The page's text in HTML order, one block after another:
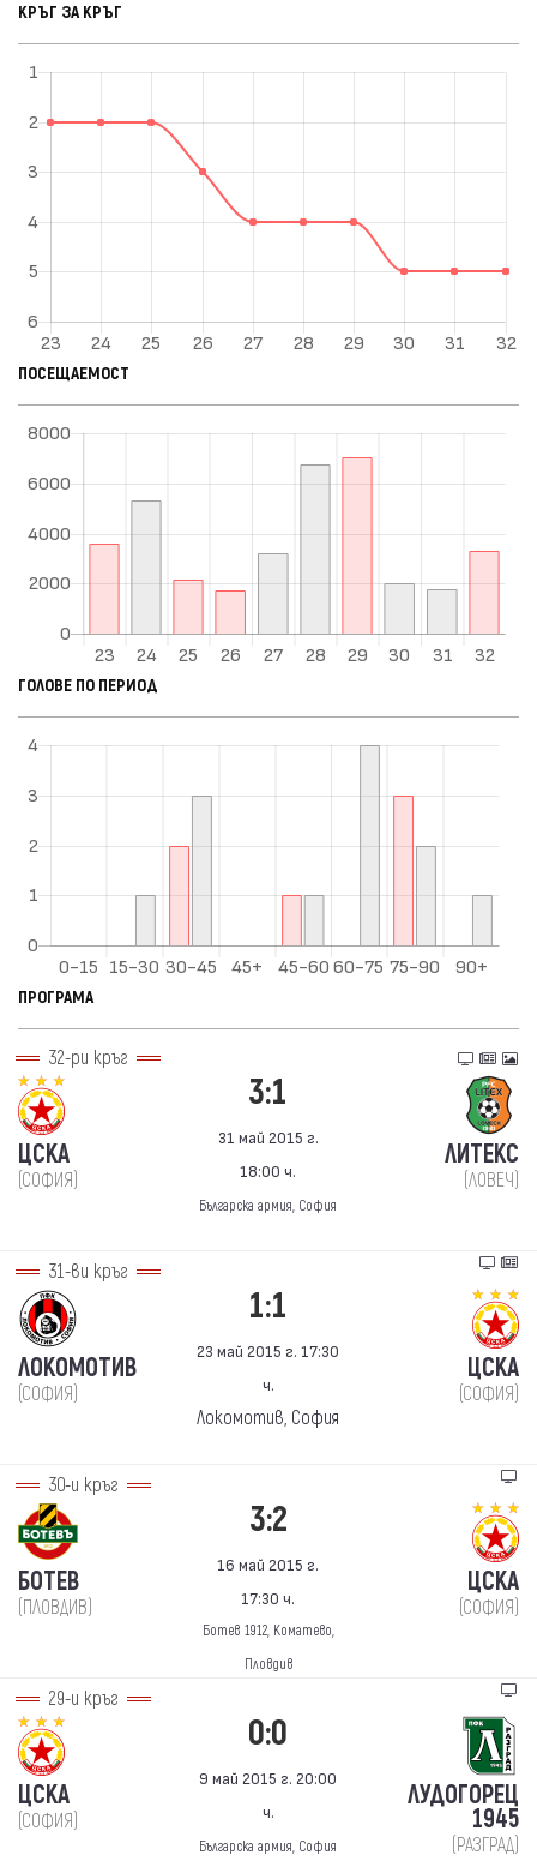
КРЪГ ЗА КРЪГ
ПОСЕЩАЕМОСТ
ГОЛОВЕ ПО ПЕРИОД
ПРОГРАМА
32-ри кръг
ЦСКА
(СОФИЯ)
3:1
31 май 2015 г.
18:00 ч.
Българска армия, София
ЛИТЕКС
(ЛОВЕЧ)
31-ви кръг
ЛОКОМОТИВ
(СОФИЯ)
1:1
23 май 2015 г. 17:30
ч.
Локомотив, София
ЦСКА
(СОФИЯ)
30-и кръг
БОТЕВ
(ПЛОВДИВ)
3:2
16 май 2015 г.
17:30 ч.
Ботев 1912, Коматево,
Пловдив
ЦСКА
(СОФИЯ)
29-и кръг
ЦСКА
(СОФИЯ)
0:0
9 май 2015 г. 20:00
ч.
Българска армия, София
ЛУДОГОРЕЦ
1945
(РАЗГРАД)